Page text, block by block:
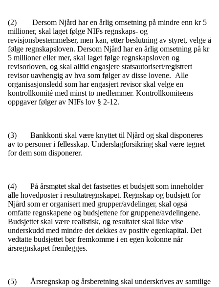
(2) Dersom Njård har en årlig omsetning på mindre enn kr 5
millioner, skal laget følge NIFs regnskaps- og
revisjonsbestemmelser, men kan, etter beslutning av styret, velge å
følge regnskapsloven. Dersom Njård har en årlig omsetning på kr
5 millioner eller mer, skal laget følge regnskapsloven og
revisorloven, og skal alltid engasjere statsautorisert/registrert
revisor uavhengig av hva som følger av disse lovene. Alle
organisasjonsledd som har engasjert revisor skal velge en
kontrollkomité med minst to medlemmer. Kontrollkomiteens
oppgaver følger av NIFs lov § 2-12.
(3) Bankkonti skal være knyttet til Njård og skal disponeres
av to personer i fellesskap. Underslagforsikring skal være tegnet
for dem som disponerer.
(4) På årsmøtet skal det fastsettes et budsjett som inneholder
alle hovedposter i resultatregnskapet. Regnskap og budsjett for
Njård som er organisert med grupper/avdelinger, skal også
omfatte regnskapene og budsjettene for gruppene/avdelingene.
Budsjettet skal være realistisk, og resultatet skal ikke vise
underskudd med mindre det dekkes av positiv egenkapital. Det
vedtatte budsjettet bør fremkomme i en egen kolonne når
årsregnskapet fremlegges.
(5) Årsregnskap og årsberetning skal underskrives av samtlige